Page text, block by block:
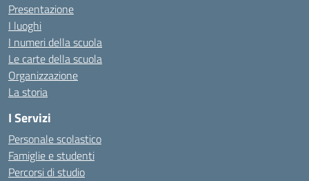
Presentazione
I luoghi
I numeri della scuola
Le carte della scuola
Organizzazione
La storia
I Servizi
Personale scolastico
Famiglie e studenti
Percorsi di studio